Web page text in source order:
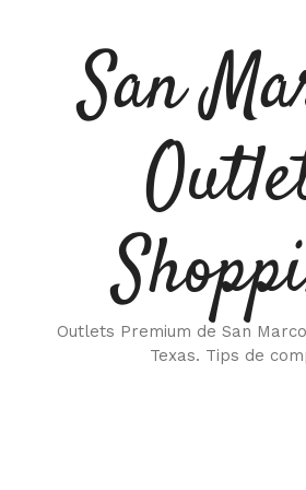
contenidoSan
Outlets Premium de San
Texas. Tips de